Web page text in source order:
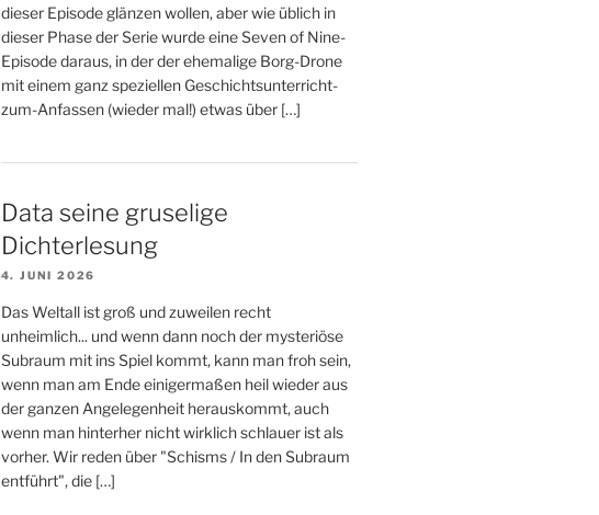
dieser Episode glänzen wollen, aber wie üblich in
dieser Phase der Serie wurde eine Seven of Nine-
Episode daraus, in der der ehemalige Borg-Drone
mit einem ganz speziellen Geschichtsunterricht-
zum-Anfassen (wieder mal!) etwas über […]
Data seine gruselige
Dichterlesung
4. JUNI 2026
Das Weltall ist groß und zuweilen recht
unheimlich... und wenn dann noch der mysteriöse
Subraum mit ins Spiel kommt, kann man froh sein,
wenn man am Ende einigermaßen heil wieder aus
der ganzen Angelegenheit herauskommt, auch
wenn man hinterher nicht wirklich schlauer ist als
vorher. Wir reden über "Schisms / In den Subraum
entführt", die […]